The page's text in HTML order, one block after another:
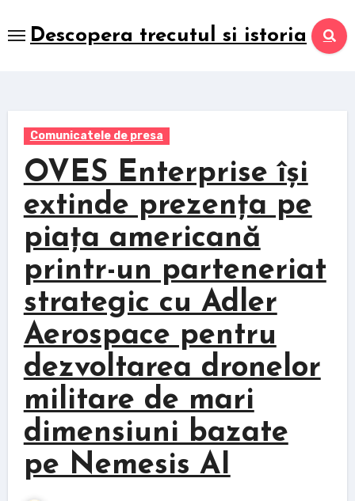
to
Descopera trecutul si istoria
Comunicatele de presa
OVES Enterprise își
extinde prezența pe
piața americană
printr-un parteneriat
strategic cu Adler
Aerospace pentru
dezvoltarea dronelor
militare de mari
dimensiuni bazate
pe Nemesis AI